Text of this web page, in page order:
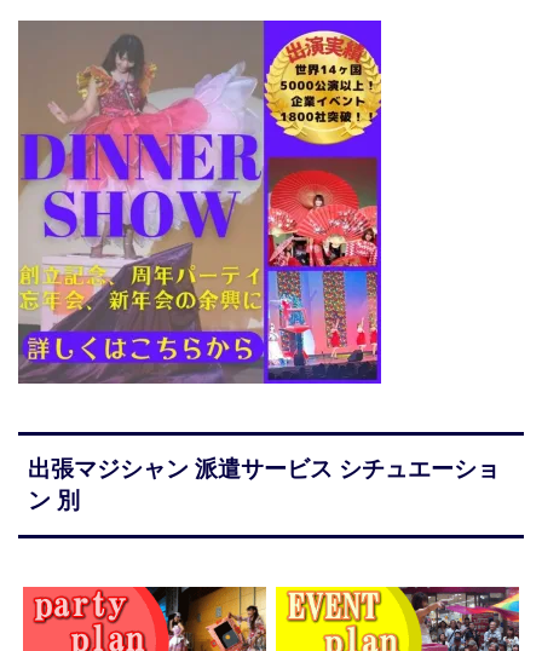
出張マジシャン 派遣サービス シチュエーショ
ン 別